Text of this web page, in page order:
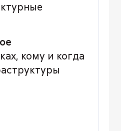
кому и когда